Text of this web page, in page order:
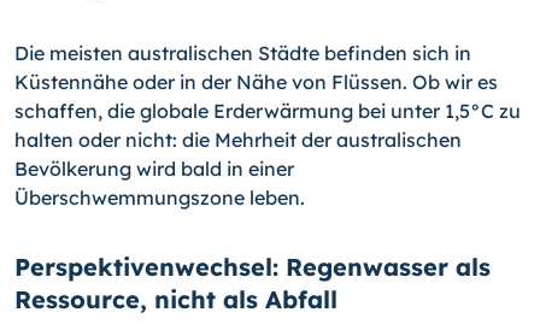
Die meisten australischen Städte befinden sich in
Küstennähe oder in der Nähe von Flüssen. Ob wir es
schaffen, die globale Erderwärmung bei unter 1,5°C zu
halten oder nicht: die Mehrheit der australischen
Bevölkerung wird bald in einer
Überschwemmungszone leben.
Perspektivenwechsel: Regenwasser als
Ressource, nicht als Abfall